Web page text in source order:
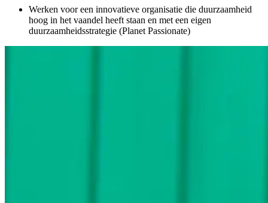
Werken voor een innovatieve organisatie die duurzaamheid
hoog in het vaandel heeft staan en met een eigen
duurzaamheidsstrategie (Planet Passionate)